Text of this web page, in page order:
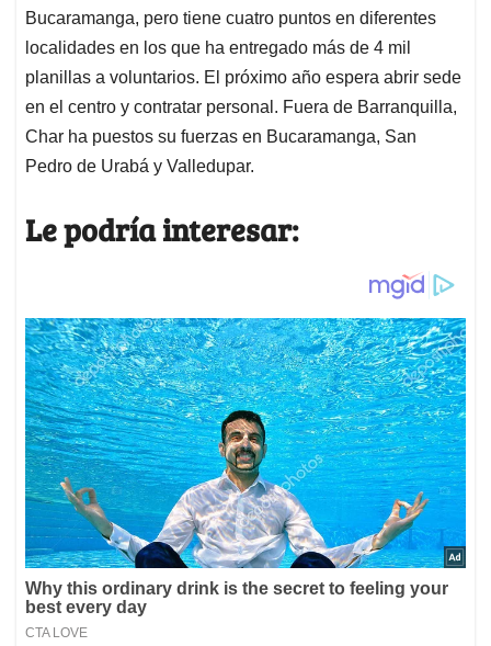
Bucaramanga, pero tiene cuatro puntos en diferentes
localidades en los que ha entregado más de 4 mil
planillas a voluntarios. El próximo año espera abrir sede
en el centro y contratar personal. Fuera de Barranquilla,
Char ha puestos su fuerzas en Bucaramanga, San
Pedro de Urabá y Valledupar.
Le podría interesar: